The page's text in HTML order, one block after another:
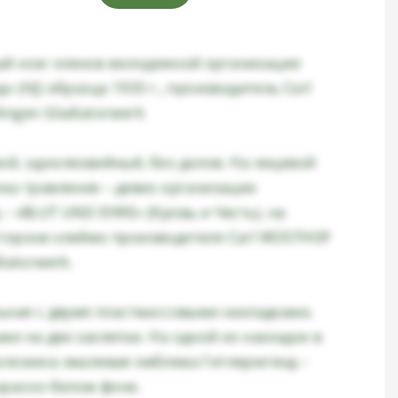
нож членов молодежной организации
(HJ) образца 1933 г., производитель Carl
Gladiatorwerk
однолезвийный, без долов. На лицевой
травление – девиз организации
«BLUT UND EHRE» (Кровь и Честь), на
клеймо производителя Carl WÜSTHOF
с двумя пластмассовыми накладками,
на две заклепки. На одной из накладок в
эмалевая эмблема Гитлерюгенд –
белом фоне.